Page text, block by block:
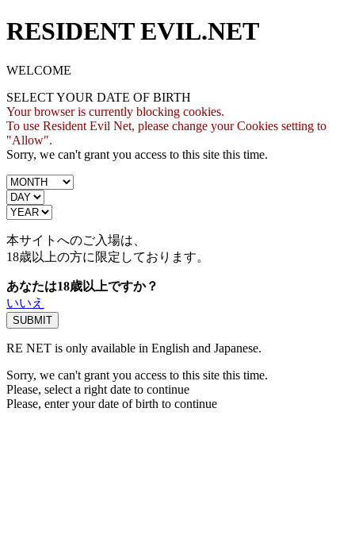
RESIDENT EVIL.NET
WELCOME
SELECT YOUR DATE OF BIRTH
Your browser is currently blocking cookies.
To use Resident Evil Net, please change your Cookies setting to
"Allow".
Sorry, we can't grant you access to this site this time.
本サイトへのご入場は、
18歳以上の方に限定しております。
あなたは18歳以上ですか？
いいえ
RE NET is only available in English and Japanese.
Sorry, we can't grant you access to this site this time.
Please, select a right date to continue
Please, enter your date of birth to continue